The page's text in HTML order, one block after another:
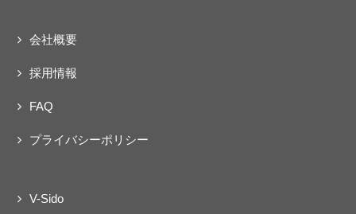
会社概要
採用情報
FAQ
プライバシーポリシー
V-Sido